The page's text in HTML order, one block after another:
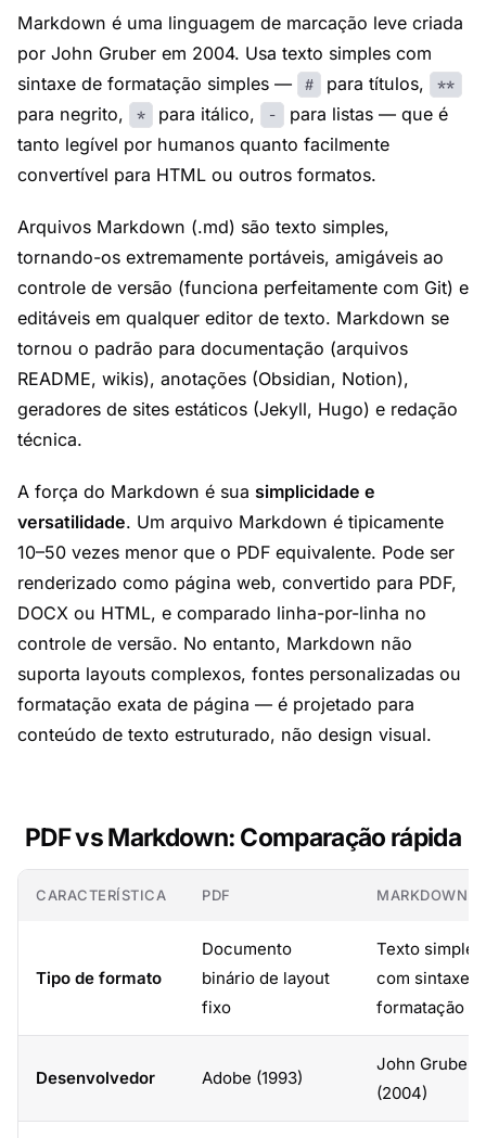
Markdown é uma linguagem de marcação leve criada
por John Gruber em 2004. Usa texto simples com
sintaxe de formatação simples —
# para títulos, **
para negrito, * para itálico, -
para listas — que é
tanto legível por humanos quanto facilmente
convertível para HTML ou outros formatos.
Arquivos Markdown (.md) são texto simples,
tornando-os extremamente portáveis, amigáveis ao
controle de versão (funciona perfeitamente com Git) e
editáveis em qualquer editor de texto. Markdown se
tornou o padrão para documentação (arquivos
README, wikis), anotações (Obsidian, Notion),
geradores de sites estáticos (Jekyll, Hugo) e redação
técnica.
A força do Markdown é sua simplicidade e
versatilidade. Um arquivo Markdown é tipicamente
10–50 vezes menor que o PDF equivalente. Pode ser
renderizado como página web, convertido para PDF,
DOCX ou HTML, e comparado linha-por-linha no
controle de versão. No entanto, Markdown não
suporta layouts complexos, fontes personalizadas ou
formatação exata de página — é projetado para
conteúdo de texto estruturado, não design visual.
PDF vs Markdown: Comparação rápida
CARACTERÍSTICA PDF MARKDOWN
Tipo de formato
Documento
binário de layout
fixo
Texto simples
com sintaxe
formatação
Desenvolvedor Adobe (1993)
John Gruber
(2004)